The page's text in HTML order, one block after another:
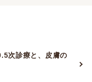
次診療と、皮膚の